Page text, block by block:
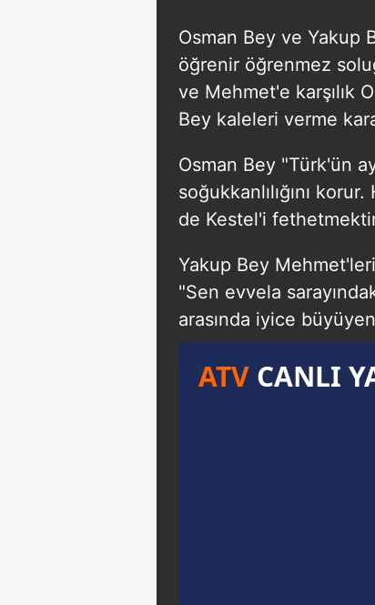
Osman Bey ve Yakup
öğrenir öğrenmez
ve Mehmet'e karşılık
Bey kaleleri verme
Osman Bey "Türk'ün
soğukkanlılığını
de Kestel'i
Yakup Bey
"Sen evvela
arasında iyice
ATV CANLI